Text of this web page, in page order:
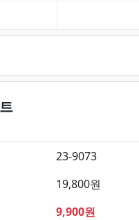
요약정보 및 구매
23-9073
19,800원
9,900원